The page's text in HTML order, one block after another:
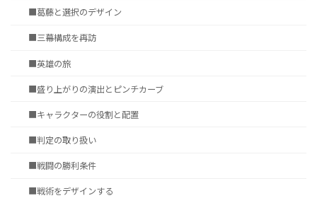
■葛藤と選択のデザイン
■三幕構成を再訪
■英雄の旅
■盛り上がりの演出とピンチカーブ
■キャラクターの役割と配置
■判定の取り扱い
■戦闘の勝利条件
■戦術をデザインする